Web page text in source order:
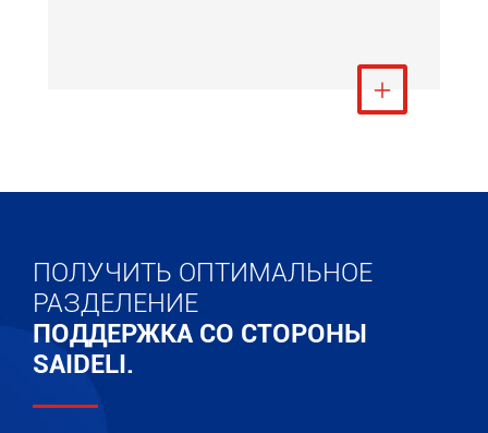
Посмотреть ещё

ПОЛУЧИТЬ ОПТИМАЛЬНОЕ
РАЗДЕЛЕНИЕ
ПОДДЕРЖКА СО СТОРОНЫ
SAIDELI.